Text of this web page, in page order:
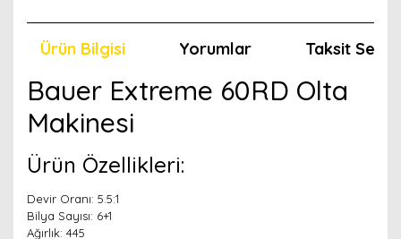
Ürün Bilgisi Yorumlar Taksit
Bauer Extreme 60RD Olta
Makinesi
Ürün Özellikleri:
Devir Oranı: 5.5:1
Bilya Sayısı: 6+1
Ağırlık: 445